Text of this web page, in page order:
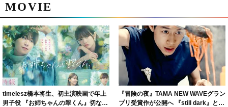
MOVIE
timelesz橋本将生、初主演映画で年上
男子役 『お姉ちゃんの翠くん』切ない
『冒険の夜』TAMA NEW WAVEグラン
プリ受賞作が公開へ 『still dark』と同